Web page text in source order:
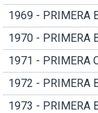
1969 - PRIMERA
1970 - PRIMERA
1971 - PRIMERA
1972 - PRIMERA
1973 - PRIMERA